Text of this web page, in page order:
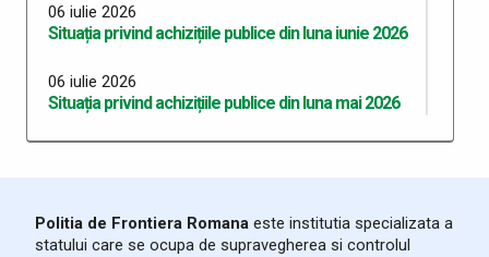
06 iulie 2026
Situația privind achizițiile publice din luna iunie 2026
06 iulie 2026
Situația privind achizițiile publice din luna mai 2026
06 iulie 2026
Situația privind achizițiile publice din luna martie
Politia de Frontiera Romana este institutia specializata a
statului care se ocupa de supravegherea si controlul